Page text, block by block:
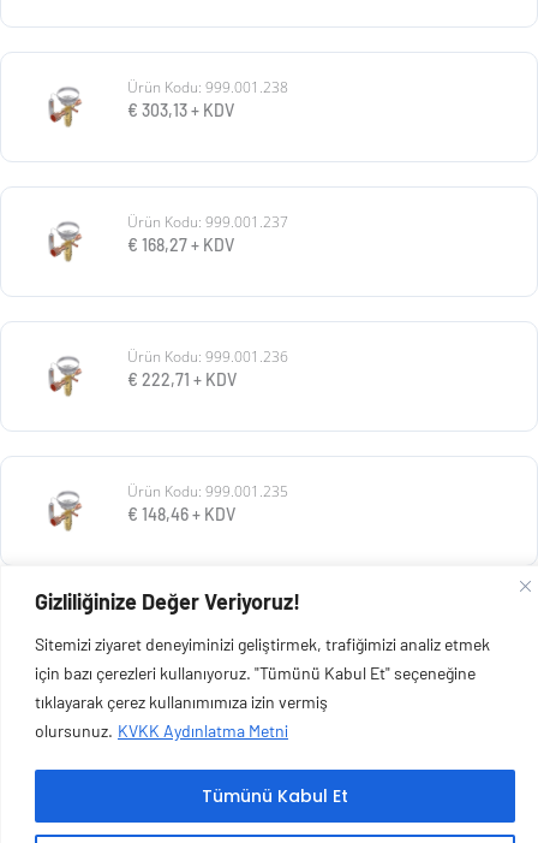
Gizliliğinize Değer Veriyoruz!
Sitemizi ziyaret deneyiminizi geliştirmek, trafiğimizi analiz etmek
için bazı çerezleri kullanıyoruz. "Tümünü Kabul Et" seçeneğine
tıklayarak çerez kullanımımıza izin vermiş
olursunuz. KVKK Aydınlatma Metni
Tümünü Kabul Et
Ürün Kodu: 999.001.238
€ 303,13+ KDV
Ürün Kodu: 999.001.237
€ 168,27+ KDV
Ürün Kodu: 999.001.236
€ 222,71 + KDV
Ürün Kodu: 999.001.235
€ 148,46+ KDV
€136,08+ KDV
Copyright © 2026 Esen Isıtma Soğutma İnşaat Ltd Şti | Tüm Hakları Saklıdır.